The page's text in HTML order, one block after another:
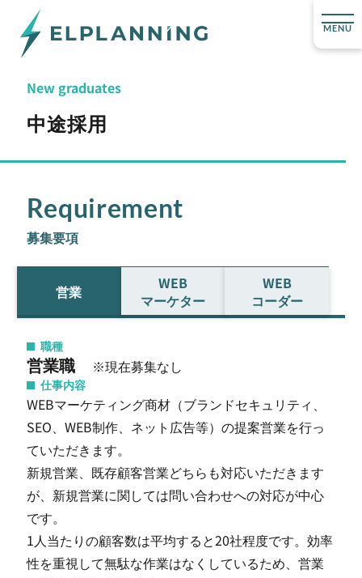
MENU
New graduates
中途採用
Requirement
募集要項
営業
WEB
マーケター
WEB
コーダー
職種
営業職 ※現在募集なし
仕事内容
WEBマーケティング商材（ブランドセキュリティ、
SEO、WEB制作、ネット広告等）の提案営業を行っ
ていただきます。
新規営業、既存顧客営業どちらも対応いただきます
が、新規営業に関しては問い合わせへの対応が中心
です。
1人当たりの顧客数は平均すると20社程度です。効率
性を重視して無駄な作業はなくしているため、営業